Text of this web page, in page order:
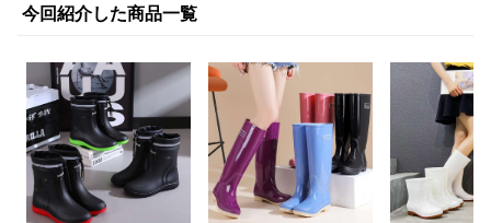
今回紹介した商品一覧